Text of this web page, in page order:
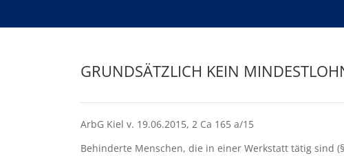
GRUNDSÄTZLICH KEIN
ArbG Kiel v. 19.06.2015, 2 Ca 165 a/15
Behinderte Menschen, die in einer Werkstatt tätig sind